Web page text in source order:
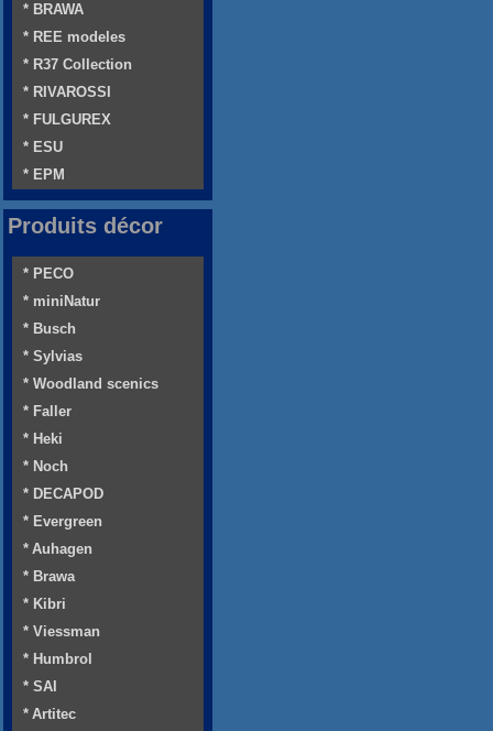
* BRAWA
* REE modeles
* R37 Collection
* RIVAROSSI
* FULGUREX
* ESU
* EPM
Produits décor
* PECO
* miniNatur
* Busch
* Sylvias
* Woodland scenics
* Faller
* Heki
* Noch
* DECAPOD
* Evergreen
* Auhagen
* Brawa
* Kibri
* Viessman
* Humbrol
* SAI
* Artitec